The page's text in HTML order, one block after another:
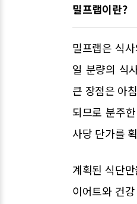
밀프랩이란?
밀프랩은 식
일 분량의 식
큰 장점은 아
되므로 분주
사당 단가를
계획된 식단
이어트와 건